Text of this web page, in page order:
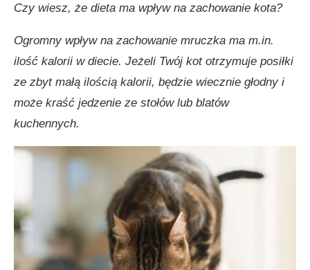
Czy wiesz, że dieta ma wpływ na zachowanie kota?
Ogromny wpływ na zachowanie mruczka ma m.in.
ilość kalorii w diecie. Jeżeli Twój kot otrzymuje posiłki
ze zbyt małą ilością kalorii, będzie wiecznie głodny i
może kraść jedzenie ze stołów lub blatów
kuchennych.